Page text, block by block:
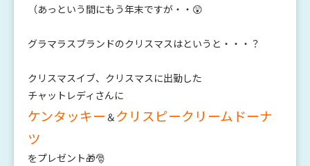
（あっという間にもう年末ですが・・😲
グラマラスブランドのクリスマスはというと・・・？
クリスマスイブ、クリスマスに出勤した
チャットレディさんに
ケンタッキー ＆ クリスピークリームドーナ
ツ
をプレゼント🎁🎅